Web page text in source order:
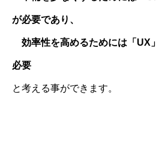
が必要であり、
効率性を高めるためには「UX
必要
と考える事ができます。